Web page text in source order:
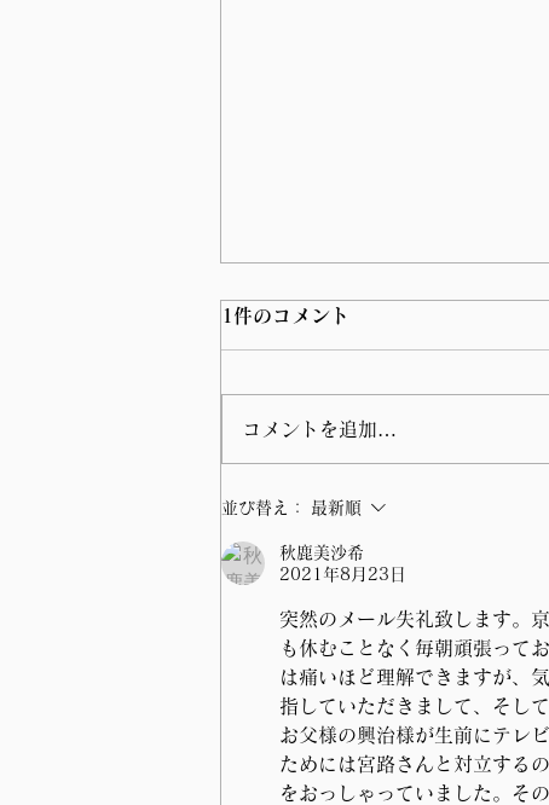
自由民主号外 やすおか宏武
が取り組む地域別政策
1件のコメント
コメントを追加…
並び替え： 最新順
秋鹿美沙希
2021年8月23日
突然のメール失礼致します。
も休むことなく毎朝頑張って
は痛いほど理解できますが、
指していただきまして、そし
お父様の興治様が生前にテレ
ためには宮路さんと対立する
をおっしゃっていました。そ